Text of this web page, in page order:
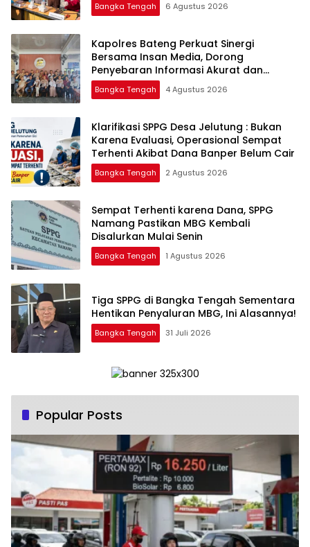
Bangka Tengah 6 Agustus 2026
‎Kapolres Bateng Perkuat Sinergi
Bersama Insan Media, Dorong
Penyebaran Informasi Akurat dan
Layanan Polri 110
Bangka Tengah 4 Agustus 2026
‎Klarifikasi SPPG Desa Jelutung : Bukan
Karena Evaluasi, Operasional Sempat
Terhenti Akibat Dana Banper Belum Cair
Bangka Tengah 2 Agustus 2026
‎Sempat Terhenti karena Dana, SPPG
Namang Pastikan MBG Kembali
Disalurkan Mulai Senin
Bangka Tengah 1 Agustus 2026
‎Tiga SPPG di Bangka Tengah Sementara
Bangka Tengah 31 Juli 2026
Popular Posts